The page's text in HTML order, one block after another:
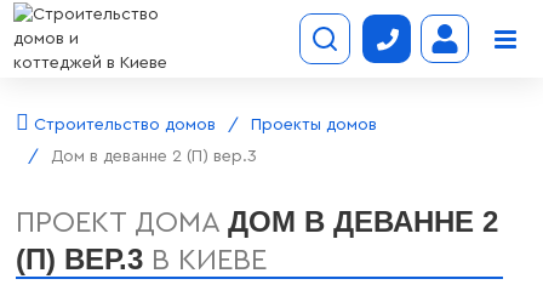
Строительство домов
Проекты домов
Дом в деванне 2 (П) вер.3
ПРОЕКТ ДОМА ДОМ В ДЕВАННЕ 2
(П) ВЕР.3 В КИЕВЕ